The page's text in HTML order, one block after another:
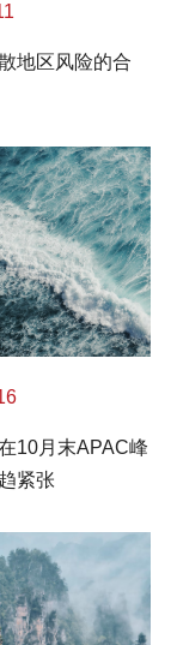
地区风险的合
10月末APAC峰
紧张